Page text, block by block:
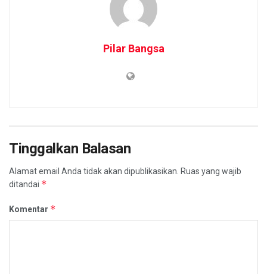
Pilar Bangsa
Tinggalkan Balasan
Alamat email Anda tidak akan dipublikasikan. Ruas yang wajib
ditandai *
Komentar *